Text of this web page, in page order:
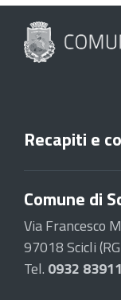
Recapiti e
Comune di
Via Francesco
97018 Scicli
Tel. 0932